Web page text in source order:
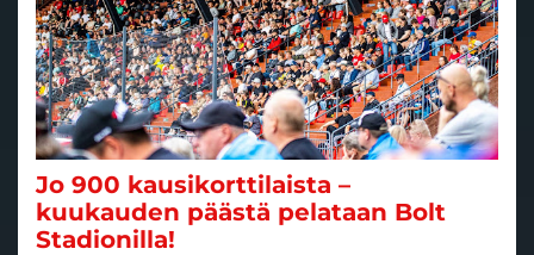
Jo 900 kausikorttilaista –
kuukauden päästä pelataan Bolt
Stadionilla!